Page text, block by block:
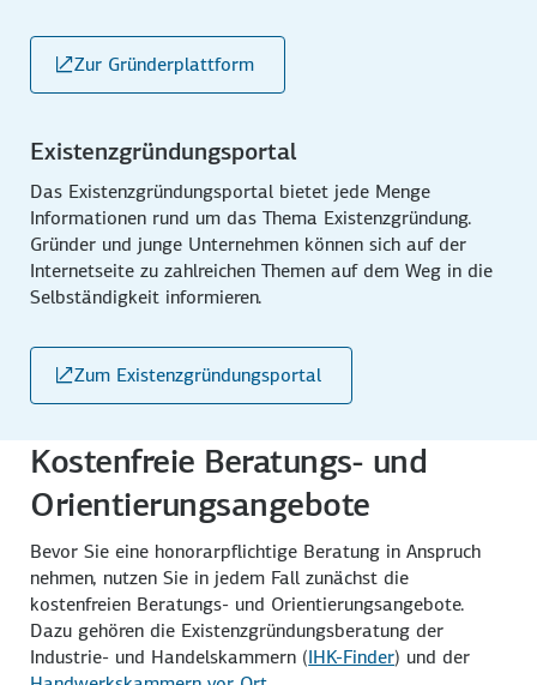
Zur Gründerplattform
Existenzgründungsportal
Das Existenzgründungsportal bietet jede Menge
Informationen rund um das Thema Existenzgründung.
Gründer und junge Unternehmen können sich auf der
Internetseite zu zahlreichen Themen auf dem Weg in die
Selbständigkeit informieren.
Zum Existenzgründungsportal
Kostenfreie Beratungs- und
Orientierungsangebote
Bevor Sie eine honorarpflichtige Beratung in Anspruch
nehmen, nutzen Sie in jedem Fall zunächst die
kostenfreien Beratungs- und Orientierungsangebote.
Dazu gehören die Existenzgründungsberatung der
Industrie- und Handelskammern (IHK-Finder) und der